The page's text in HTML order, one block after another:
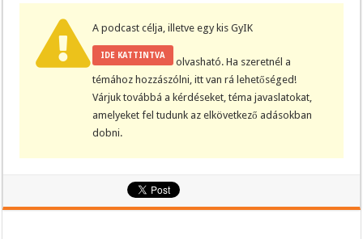
A podcast célja, illetve egy kis GyIK
IDE KATTINTVA
olvasható. Ha szeretnél a
témához hozzászólni, itt van rá lehetőséged!
Várjuk továbbá a kérdéseket, téma javaslatokat,
amelyeket fel tudunk az elkövetkező adásokban
dobni.